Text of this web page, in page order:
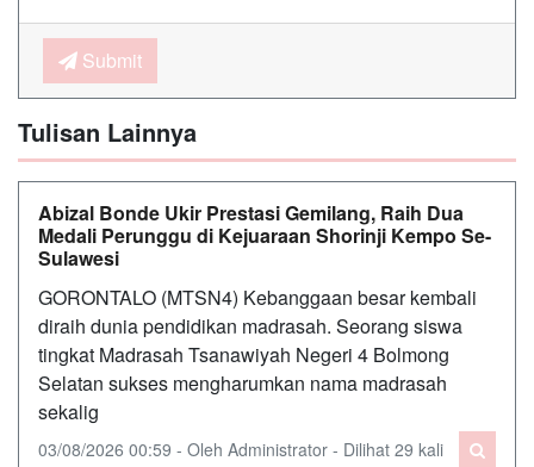
Submit
Tulisan Lainnya
Abizal Bonde Ukir Prestasi Gemilang, Raih Dua
Medali Perunggu di Kejuaraan Shorinji Kempo Se-
Sulawesi
GORONTALO (MTSN4) Kebanggaan besar kembali
diraih dunia pendidikan madrasah. Seorang siswa
tingkat Madrasah Tsanawiyah Negeri 4 Bolmong
Selatan sukses mengharumkan nama madrasah
sekalig
03/08/2026 00:59 - Oleh Administrator - Dilihat 29 kali